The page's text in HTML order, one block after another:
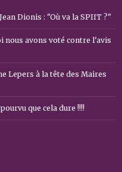
Dionis : "Où va la SPIIT ?"
nous avons voté contre l'avis
Lepers à la tête des Maires
que cela dure !!!!